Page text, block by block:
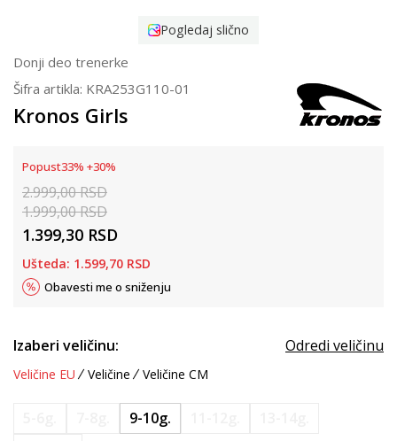
Pogledaj slično
Donji deo trenerke
Šifra artikla: KRA253G110-01
Kronos Girls
Popust33% +30%
2.999,00RSD
1.999,00RSD
1.399,30 RSD
Ušteda: 1.599,70 RSD
Obavesti me o sniženju
Izaberi veličinu: Odredi veličinu
Veličine EU Veličine Veličine CM
9-10g.